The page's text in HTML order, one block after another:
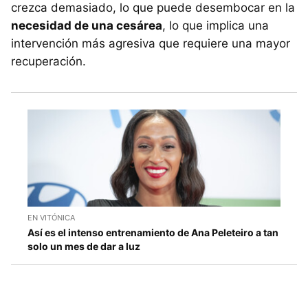
crezca demasiado, lo que puede desembocar en la
necesidad de una cesárea, lo que implica una
intervención más agresiva que requiere una mayor
recuperación.
EN VITÓNICA
Así es el intenso entrenamiento de Ana Peleteiro a tan
solo un mes de dar a luz